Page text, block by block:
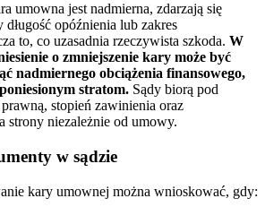
umowna jest nadmierna, zdarzają się
długość opóźnienia lub zakres
to, co uzasadnia rzeczywista szkoda. W
o zmniejszenie kary może być
nadmiernego obciążenia finansowego,
stratom. Sądy biorą pod
stopień zawinienia oraz
strony niezależnie od umowy.
w sądzie
kary umownej można wnioskować, gdy: